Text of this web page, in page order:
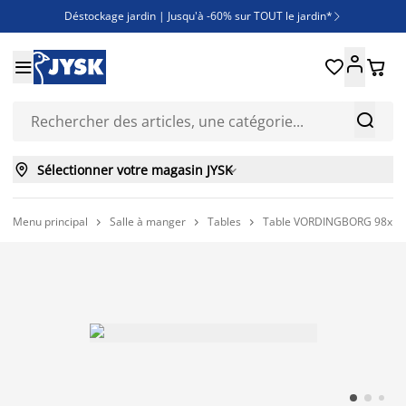
Déstockage jardin | Jusqu'à -60% sur TOUT le jardin* 
Jusqu'à -50% sur une sélection literie
Découvrez les nouveautés de la collection


 
 Sélectionner votre magasin JYSK
Menu principal  Salle à manger  Tables  Table VORDINGBORG